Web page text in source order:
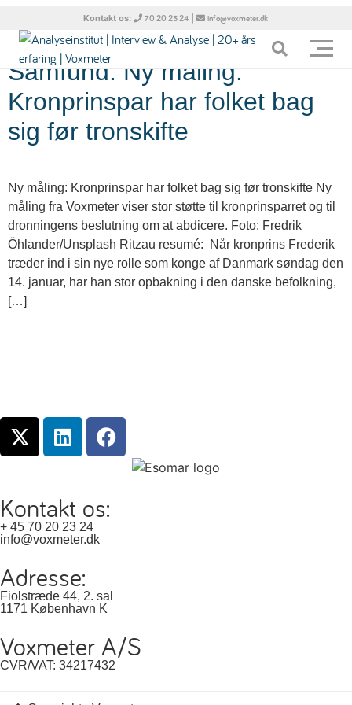
Kontakt os: 70 20 23 24 | info@voxmeter.dk
Tag: Royal
Samfund: Ny måling:
Kronprinspar har folket bag
sig før tronskifte
Ny måling: Kronprinspar har folket bag sig før tronskifte Ny
måling fra Voxmeter viser stor støtte til kronprinsparret og til
dronningens beslutning om at abdicere. Foto: Fredrik
Öhlander/Unsplash Ritzau resumé: Når kronprins Frederik
træder ind i sin nye rolle som konge af Danmark søndag den
14. januar, har han stor opbakning i den danske befolkning,
[…]
Kontakt os:
+ 45 70 20 23 24
info@voxmeter.dk
Adresse:
Fiolstræde 44, 2. sal
1171 København K
Voxmeter A/S
CVR/VAT: 34217432